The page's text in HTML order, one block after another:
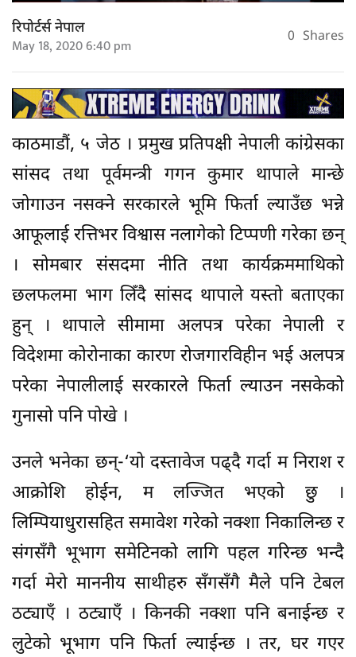
रिपोर्टर्स नेपाल
May 18, 2020 6:40 pm 0 Shares
काठमाडौं, ५ जेठ । प्रमुख प्रतिपक्षी नेपाली कांग्रेसका
सांसद तथा पूर्वमन्त्री गगन कुमार थापाले मान्छे
जोगाउन नसक्ने सरकारले भूमि फिर्ता ल्याउँछ भन्ने
आफूलाई रत्तिभर विश्वास नलागेको टिप्पणी गरेका छन्
। सोमबार संसदमा नीति तथा कार्यक्रममाथिको
छलफलमा भाग लिँदै सांसद थापाले यस्तो बताएका
हुन् । थापाले सीमामा अलपत्र परेका नेपाली र
विदेशमा कोरोनाका कारण रोजगारविहीन भई अलपत्र
परेका नेपालीलाई सरकारले फिर्ता ल्याउन नसकेको
गुनासो पनि पोखे ।
उनले भनेका छन्-‘यो दस्तावेज पढ्दै गर्दा म निराश र
आक्रोशि होईन, म लज्जित भएको छु ।
लिम्पियाधुरासहित समावेश गरेको नक्शा निकालिन्छ र
संगसँगै भूभाग समेटिनको लागि पहल गरिन्छ भन्दै
गर्दा मेरो माननीय साथीहरु सँगसँगै मैले पनि टेबल
ठट्याएँ । ठट्याएँ । किनकी नक्शा पनि बनाईन्छ र
लुटेको भूभाग पनि फिर्ता ल्याईन्छ । तर, घर गएर